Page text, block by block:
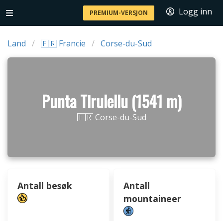
PREMIUM-VERSJON Logg inn
Land 🇫🇷 Francie Corse-du-Sud
Punta Tirulellu (1541 m)
🇫🇷 Corse-du-Sud
Antall besøk
Antall
mountaineer